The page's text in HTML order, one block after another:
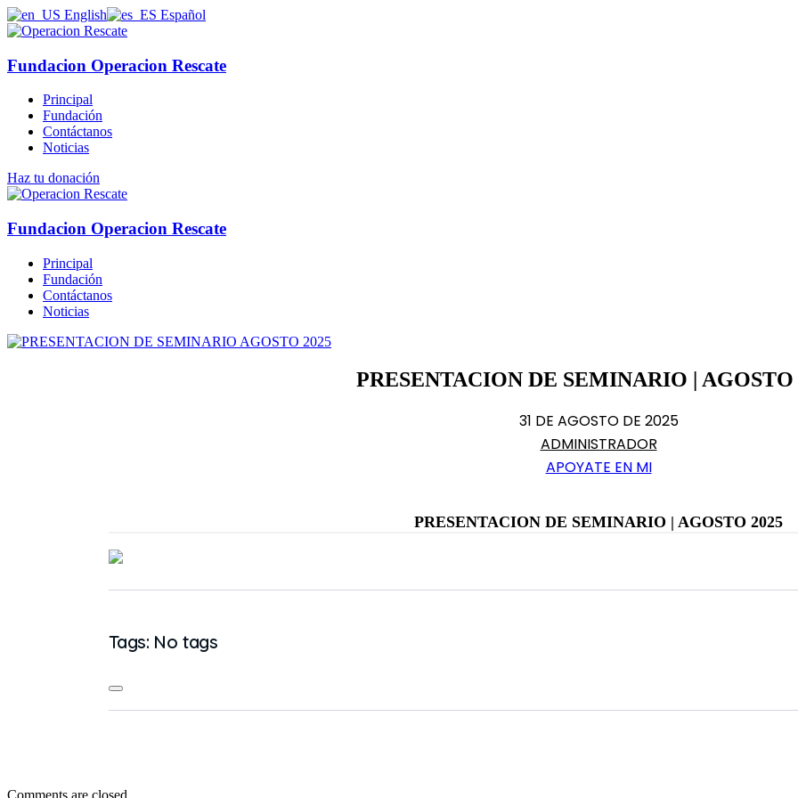
English Español
Fundacion Operacion Rescate
Principal
Fundación
Contáctanos
Noticias
Haz tu donación
Fundacion Operacion Rescate
Principal
Fundación
Contáctanos
Noticias
PRESENTACION DE SEMINARIO | AGOSTO
31 DE AGOSTO DE 2025
ADMINISTRADOR
APOYATE EN MI
PRESENTACION DE SEMINARIO | AGOSTO 2025
Tags: No tags
Comments are closed.